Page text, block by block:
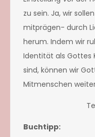
zu sein. Ja, wir
mitprägen- durch
herum. Indem wir
Identität als Gottes
sind, können wir
Mitmenschen
Buchtipp: